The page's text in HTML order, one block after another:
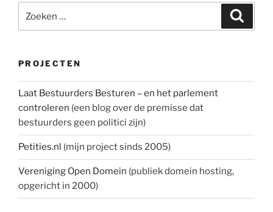
naar:
PROJECTEN
Laat Bestuurders Besturen – en het parlement
controleren (een blog over de premisse dat
bestuurders geen politici zijn)
Petities.nl (mijn project sinds 2005)
Vereniging Open Domein (publiek domein hosting,
opgericht in 2000)